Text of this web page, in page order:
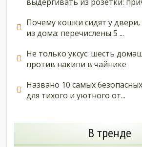
Почему кошки сидят у
из дома: перечислены 5 ...
Не только уксус: шесть
против накипи в чайнике
Названо 10 самых
для тихого и уютного от...
В тренде